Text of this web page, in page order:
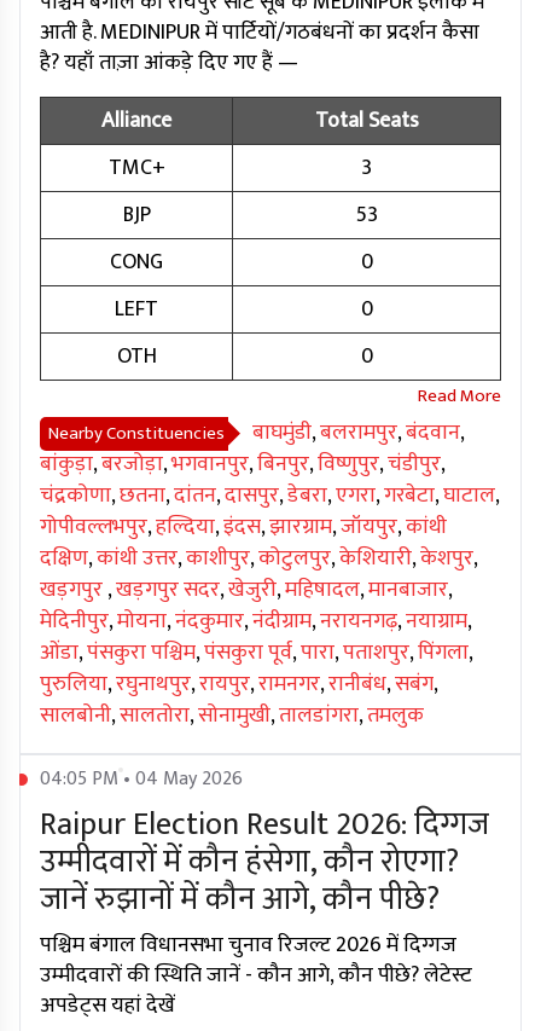
आती है. MEDINIPUR में पार्टियों/गठबंधनों का प्रदर्शन कैसा
है? यहाँ ताज़ा आंकड़े दिए गए हैं —
Alliance
Total Seats
TMC+
3
BJP
53
CONG
0
LEFT
0
OTH
0
Nearby Constituencies बाघमुंडी,बलरामपुर,बंदवान,
बांकुड़ा,बरजोड़ा,भगवानपुर,बिनपुर,विष्णुपुर,चंडीपुर,
चंद्रकोणा,छतना,दांतन,दासपुर,डेबरा,एगरा,गरबेटा,घाटाल,
गोपीवल्लभपुर,हल्दिया,इंदस,झारग्राम,जॉयपुर,कांथी
दक्षिण,कांथी उत्तर,काशीपुर,कोटुलपुर,केशियारी,केशपुर,
खड़गपुर,खड़गपुर सदर,खेजुरी,महिषादल,मानबाजार,
मेदिनीपुर,मोयना,नंदकुमार,नंदीग्राम,नरायनगढ़,नयाग्राम,
ओंडा,पंसकुरा पश्चिम,पंसकुरा पूर्व,पारा,पताशपुर,पिंगला,
पुरुलिया,रघुनाथपुर,रायपुर,रामनगर,रानीबंध,सबंग,
सालबोनी,सालतोरा,सोनामुखी,तालडांगरा,तमलुक
04:05 PM • 04 May 2026
Raipur Election Result 2026: दिग्गज
उम्मीदवारों में कौन हंसेगा, कौन रोएगा?
जानें रुझानों में कौन आगे, कौन पीछे?
पश्चिम बंगाल विधानसभा चुनाव रिजल्ट 2026 में दिग्गज
उम्मीदवारों की स्थिति जानें - कौन आगे, कौन पीछे? लेटेस्ट
अपडेट्स यहां देखें